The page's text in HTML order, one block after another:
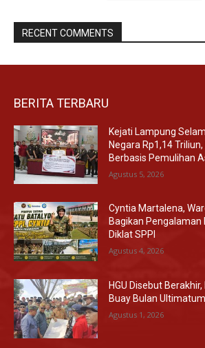
RECENT COMMENTS
BERITA TERBARU
Kejati Lampung
Negara Rp1,14
Berbasis Pemulihan
Agustus 5, 2026
Cyntia Martalena,
Bagikan
Diklat SPPI
Agustus 4, 2026
HGU Disebut
Buay Bulan
Agustus 1, 2026